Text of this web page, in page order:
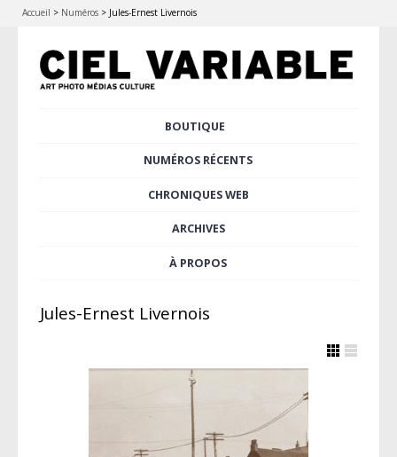
Accueil > Numéros > Jules-Ernest Livernois
BOUTIQUE
NUMÉROS RÉCENTS
CHRONIQUES WEB
ARCHIVES
À PROPOS
Jules-Ernest Livernois